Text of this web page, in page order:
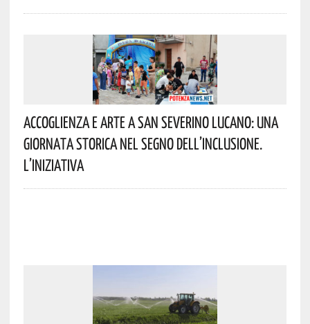
Accoglienza E Arte A San Severino Lucano: Una
Giornata Storica Nel Segno Dell’inclusione.
L’iniziativa